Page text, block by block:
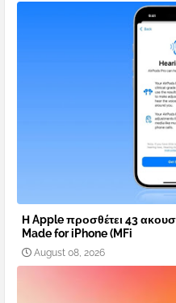
Η Apple προσθέτει 43
Made for iPhone (MFi
August 08, 2026